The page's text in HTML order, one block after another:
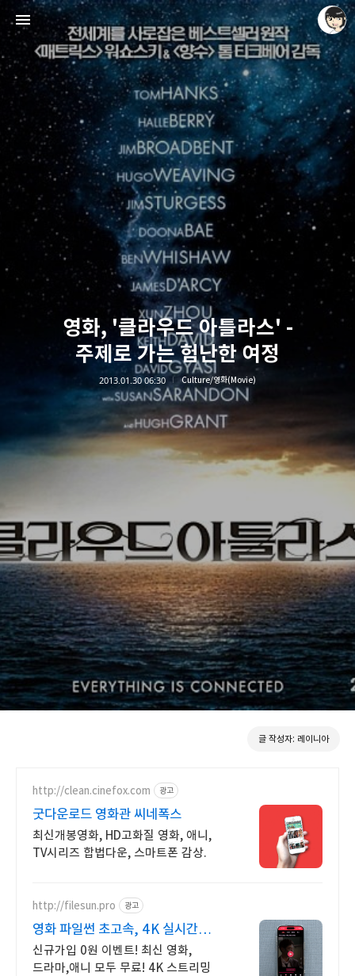
영화, '클라우드 아틀라스' -
주제로 가는 험난한 여정
2013.01.30 06:30 Culture/영화(Movie)
글 작성자: 레이니아
http://clean.cinefox.com 광고
굿다운로드 영화관 씨네폭스
최신개봉영화, HD고화질 영화, 애니,
TV시리즈 합법다운, 스마트폰 감상.
http://filesun.pro 광고
영화 파일썬 초고속, 4K 실시간
보기!
신규가입 0원 이벤트! 최신 영화,
드라마,애니 모두 무료! 4K 스트리밍
레이니아
레이니아